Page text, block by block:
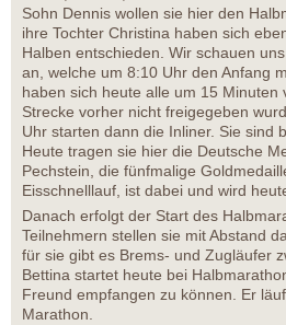
Sohn Dennis wollen sie hier den
ihre Tochter Christina haben sich
Halben entschieden. Wir schauen
an, welche um 8:10 Uhr den Anfang
haben sich heute alle um 15 Minuten
Strecke vorher nicht freigegeben
Uhr starten dann die Inliner. Sie sind
Heute tragen sie hier die Deutsche
Pechstein, die fünfmalige
Eisschnelllauf, ist dabei und wird
Danach erfolgt der Start des
Teilnehmern stellen sie mit Abstand
für sie gibt es Brems- und Zugläufer
Bettina startet heute bei
Freund empfangen zu können. Er
Marathon.